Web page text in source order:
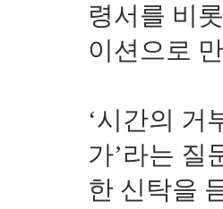
령서를 비
이션으로
‘시간의 거
가’라는 질
한 신탁을